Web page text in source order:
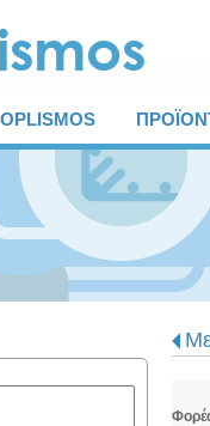
OPLISMOS